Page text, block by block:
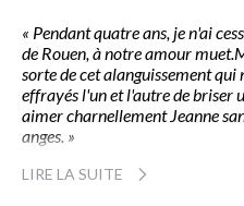
« Pendant quatre ans, je n'ai
de Rouen, à notre amour
sorte de cet alanguissement
effrayés l'un et l'autre de briser
aimer charnellement Jeanne
anges. »
LIRE LA SUITE